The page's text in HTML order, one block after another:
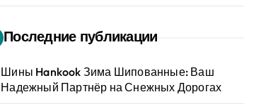
Последние публикации
Шины Hankook Зима Шипованные: Ваш
Надежный Партнёр на Снежных Дорогах